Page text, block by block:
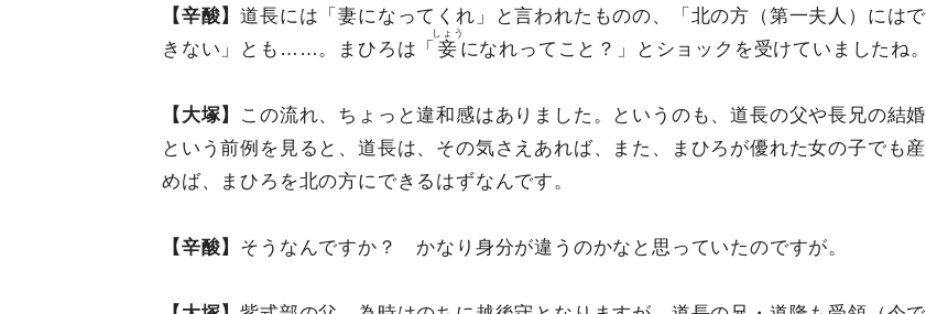
【辛酸】道長には「妻になってくれ」と言われたものの、「北の方（第一夫人）にはで
きない」とも……。まひろは「 妾
しょう
になれってこと？」とショックを受けていましたね。
【大塚】 この流れ、ちょっと違和感はありました。というのも、道長の父や長兄の結婚
という前例を見ると、道長は、その気さえあれば、また、まひろが優れた女の子でも産
めば、まひろを北の方にできるはずなんです。
【辛酸】 そうなんですか？ かなり身分が違うのかなと思っていたのですが。